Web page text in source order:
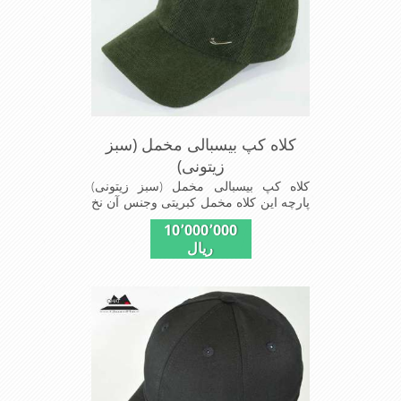
کلاه کپ بیسبالی مخمل (سبز
زیتونی)
کلاه کپ بیسبالی مخمل (سبز زیتونی)
پارچه این کلاه مخمل کبریتی وجنس آن نخ
پلیسر است داخل کلاه آستر مشکی تترون
دوخته شده تا کلاه تنفسی بهتر داشته باشد
این مدل کلاه با بندگیری که پشت کلاه
روز مناسب است بسیار خوش رنگ و
شیک خوش دوخت و راحت پارچه مخمل
لطیف
10٬000٬000
ریال